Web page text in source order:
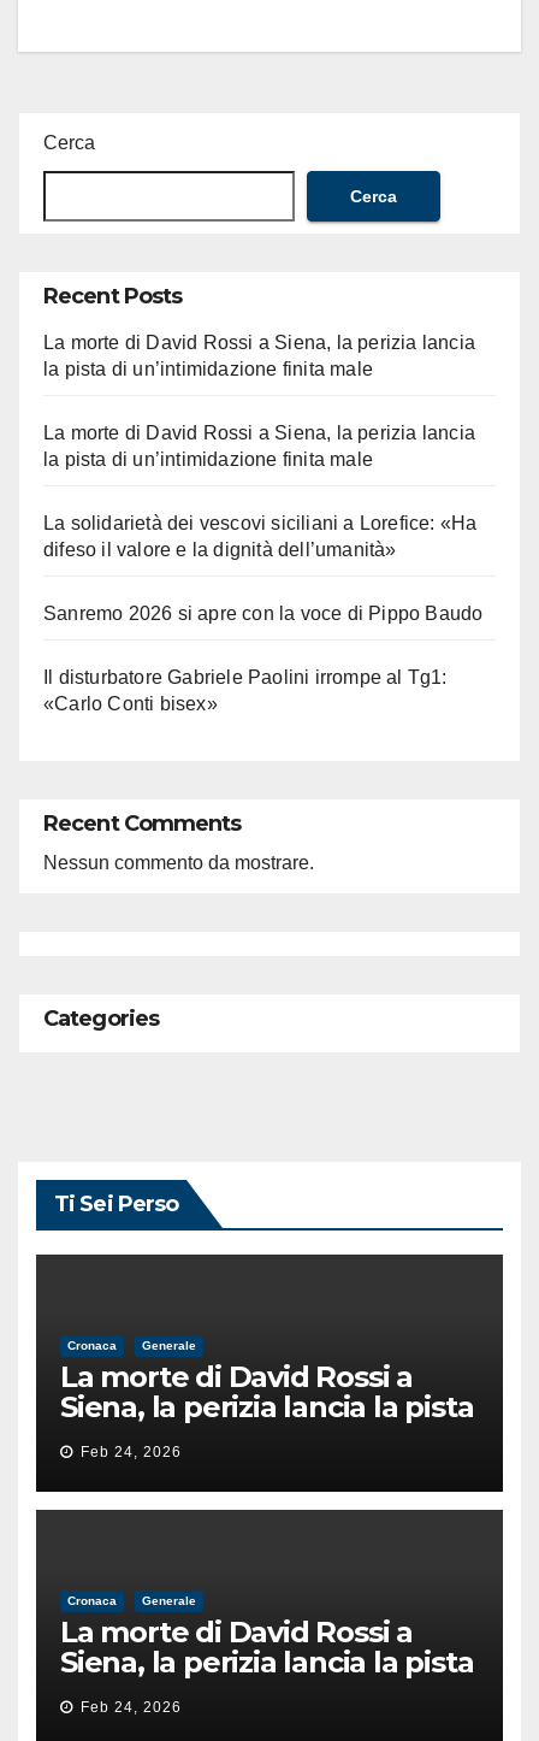
Cerca
Cerca
Recent Posts
La morte di David Rossi a Siena, la perizia lancia
la pista di un’intimidazione finita male
La morte di David Rossi a Siena, la perizia lancia
la pista di un’intimidazione finita male
La solidarietà dei vescovi siciliani a Lorefice: «Ha
difeso il valore e la dignità dell’umanità»
Sanremo 2026 si apre con la voce di Pippo Baudo
Il disturbatore Gabriele Paolini irrompe al Tg1:
«Carlo Conti bisex»
Recent Comments
Nessun commento da mostrare.
Categories
Ti Sei Perso
Cronaca Generale
La morte di David Rossi a
Siena, la perizia lancia la pista
di un’intimidazione finita
male
Feb 24, 2026
Cronaca Generale
La morte di David Rossi a
Siena, la perizia lancia la pista
di un’intimidazione finita
male
Feb 24, 2026